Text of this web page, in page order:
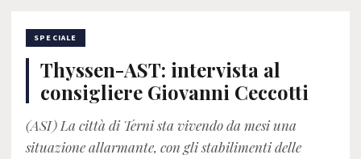
SPECIALE
Thyssen-AST: intervista al
consigliere Giovanni Ceccotti
(ASI) La città di Terni sta vivendo da mesi una
situazione allarmante, con gli stabilimenti delle